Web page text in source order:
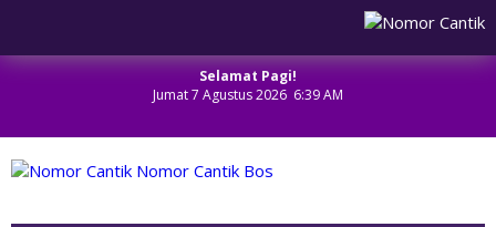
Selamat Pagi!
Jumat 7 Agustus 2026 6:39 AM